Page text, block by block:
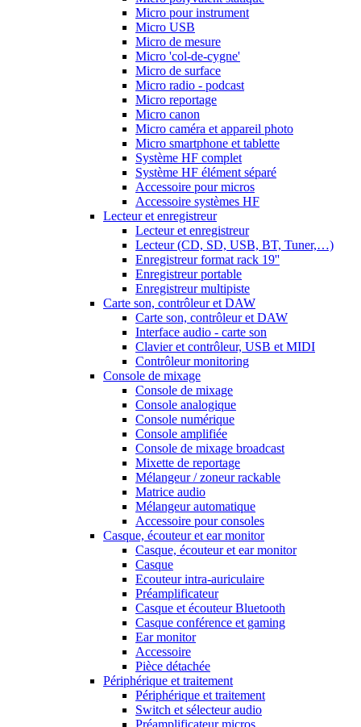
Micro pour instrument
Micro USB
Micro de mesure
Micro 'col-de-cygne'
Micro de surface
Micro radio - podcast
Micro reportage
Micro canon
Micro caméra et appareil photo
Micro smartphone et tablette
Système HF complet
Système HF élément séparé
Accessoire pour micros
Accessoire systèmes HF
Lecteur et enregistreur
Lecteur et enregistreur
Lecteur (CD, SD, USB, BT, Tuner,…)
Enregistreur format rack 19''
Enregistreur portable
Enregistreur multipiste
Carte son, contrôleur et DAW
Carte son, contrôleur et DAW
Interface audio - carte son
Clavier et contrôleur, USB et MIDI
Contrôleur monitoring
Console de mixage
Console de mixage
Console analogique
Console numérique
Console amplifiée
Console de mixage broadcast
Mixette de reportage
Mélangeur / zoneur rackable
Matrice audio
Mélangeur automatique
Accessoire pour consoles
Casque, écouteur et ear monitor
Casque, écouteur et ear monitor
Casque
Ecouteur intra-auriculaire
Préamplificateur
Casque et écouteur Bluetooth
Casque conférence et gaming
Ear monitor
Accessoire
Pièce détachée
Périphérique et traitement
Périphérique et traitement
Switch et sélecteur audio
Préamplificateur micros